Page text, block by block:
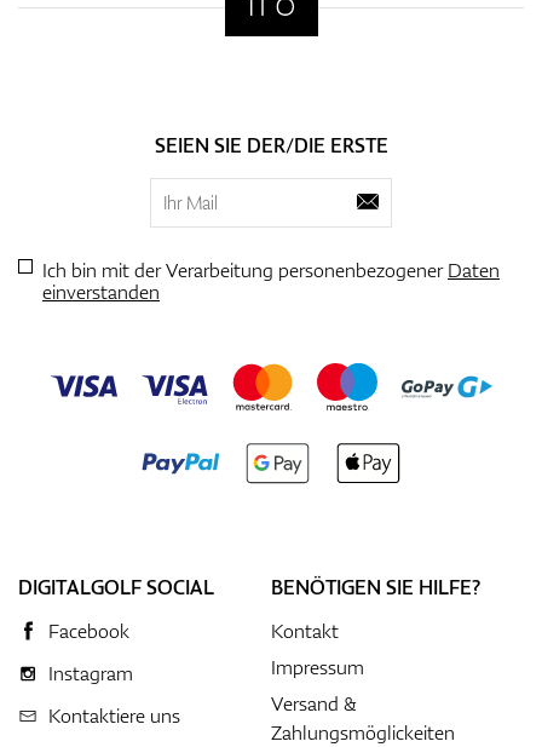
SEIEN SIE DER/DIE ERSTE
Ich bin mit der Verarbeitung personenbezogenerDaten
einverstanden
DIGITALGOLF SOCIAL
Facebook
Instagram
Kontaktiere uns
BENÖTIGEN SIE HILFE?
Kontakt
Impressum
Versand &
Zahlungsmöglickeiten